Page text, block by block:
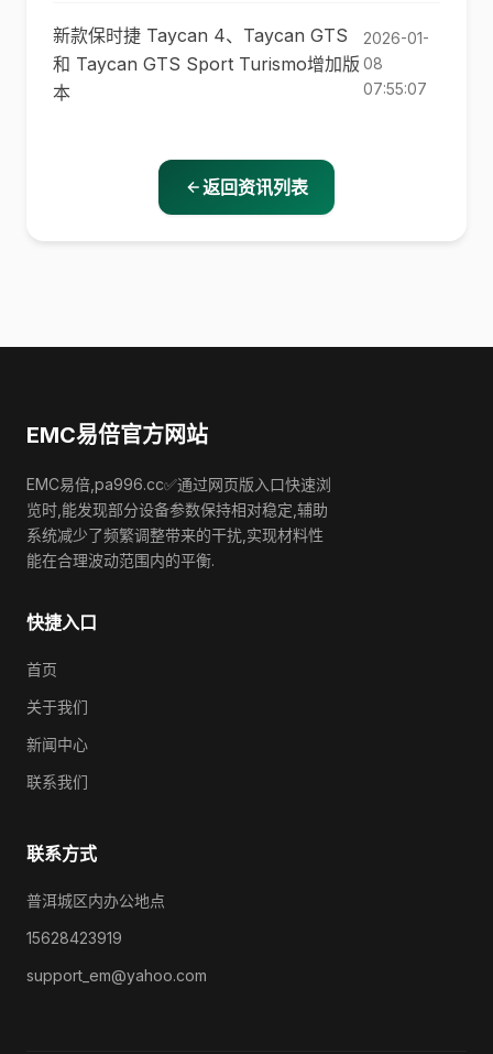
新款保时捷 Taycan 4、Taycan GTS
和 Taycan GTS Sport Turismo增加版
本
2026-01-
08
07:55:07
返回资讯列表
EMC易倍官方网站
EMC易倍,pa996.cc✅通过网页版入口快速浏
览时,能发现部分设备参数保持相对稳定,辅助
系统减少了频繁调整带来的干扰,实现材料性
能在合理波动范围内的平衡.
快捷入口
首页
关于我们
新闻中心
联系我们
联系方式
普洱城区内办公地点
15628423919
support_em@yahoo.com